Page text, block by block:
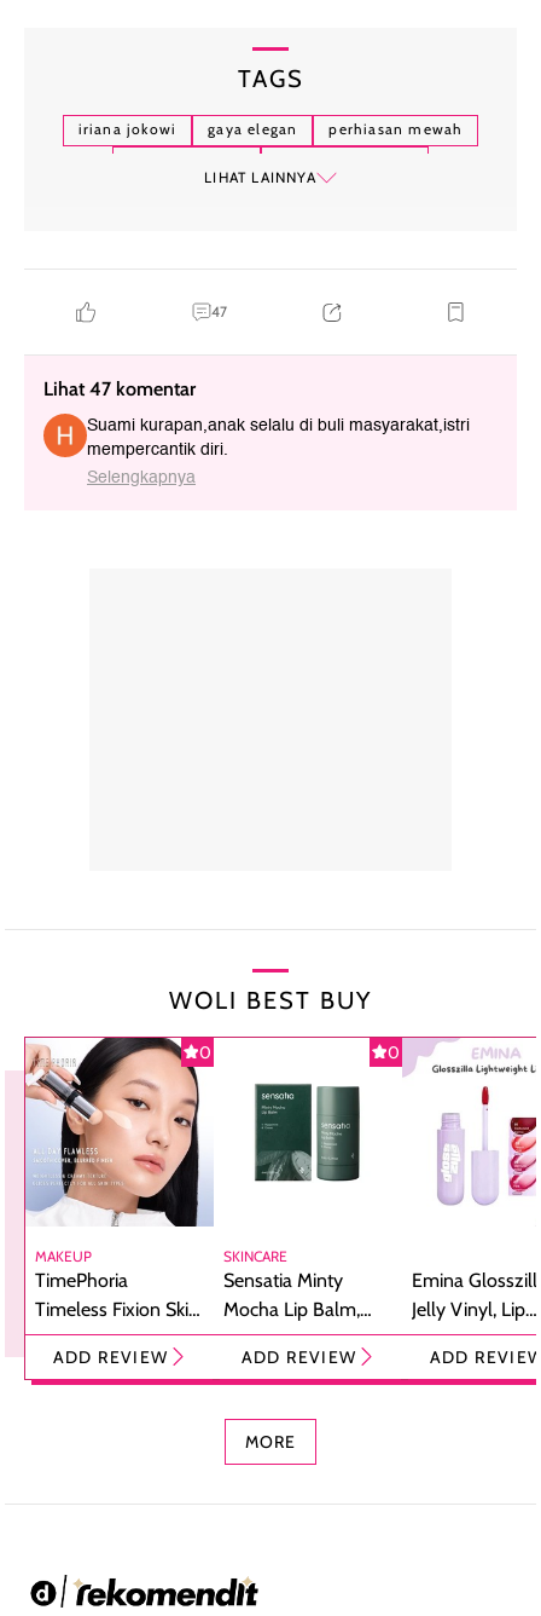
TAGS
iriana jokowi gaya elegan
perhiasan mewah
LIHAT LAINNYA
47
Lihat 47 komentar
Suami kurapan,anak selalu di buli masyarakat,istri
mempercantik diri.
Selengkapnya
WOLI BEST BUY
0
MAKEUP
TimePhoria
Timeless Fixion Skin
Tint Stick,
Foundation dan
ADD REVIEW
0
SKINCARE
Sensatia Minty
Mocha Lip Balm,
Pelembap Bibir
dengan Aroma
ADD REVIEW
Emina
Jelly Vinyl, Lip
Cream Glossy
Ringan
ADD
MORE